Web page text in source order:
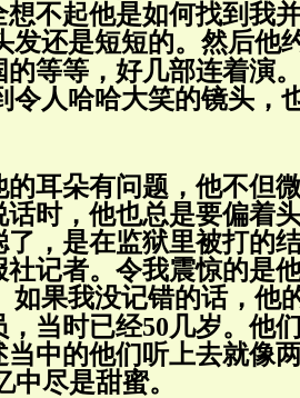
想不起他是如何找到我
发还是短短的。 然后他
的等等，好几部连着演
令人哈哈大笑的镜头，
的耳朵有问题，他不但
话时，他也总是要偏着
了，是在监狱里被打的
社记者。令我震惊的是
如果我没记错的话，他
，当时已经50几岁。他
当中的他们听上去就像
中尽是甜蜜。